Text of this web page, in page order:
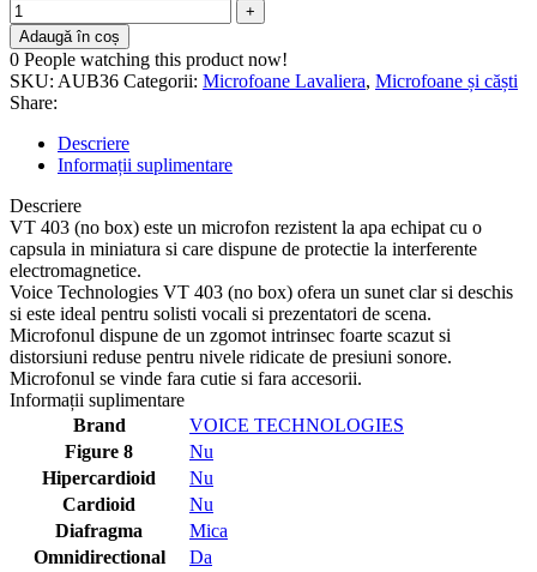
Adaugă în coș
0 People watching this product now!
SKU: AUB36 Categorii: Microfoane Lavaliera, Microfoane și căști
Share:
Descriere
Informații suplimentare
Descriere
VT 403 (no box) este un microfon rezistent la apa echipat cu o
capsula in miniatura si care dispune de protectie la interferente
electromagnetice.
Voice Technologies VT 403 (no box) ofera un sunet clar si deschis
si este ideal pentru solisti vocali si prezentatori de scena.
Microfonul dispune de un zgomot intrinsec foarte scazut si
distorsiuni reduse pentru nivele ridicate de presiuni sonore.
Microfonul se vinde fara cutie si fara accesorii.
Informații suplimentare
Brand
VOICE TECHNOLOGIES
Figure 8
Nu
Hipercardioid
Nu
Cardioid
Nu
Diafragma
Mica
Omnidirectional
Da